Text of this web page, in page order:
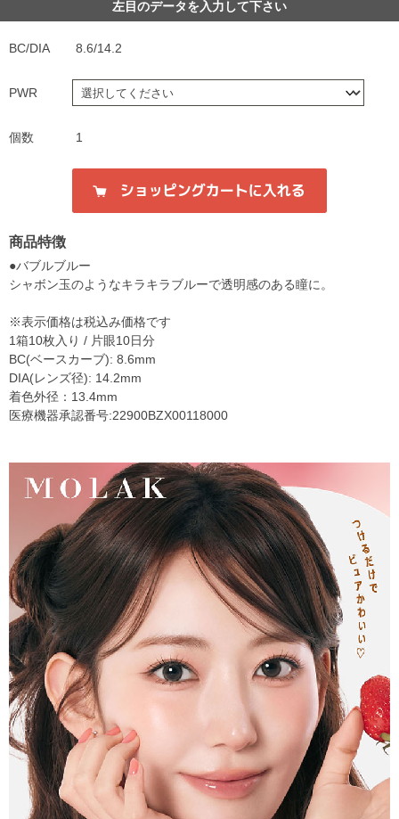
左目のデータを入力して下さい
BC/DIA 8.6/14.2
PWR
個数 1
商品特徴
●バブルブルー
シャボン玉のようなキラキラブルーで透明感のある瞳に。
※表示価格は税込み価格です
1箱10枚入り / 片眼10日分
BC(ベースカーブ): 8.6mm
DIA(レンズ径): 14.2mm
着色外径：13.4mm
医療機器承認番号:22900BZX00118000